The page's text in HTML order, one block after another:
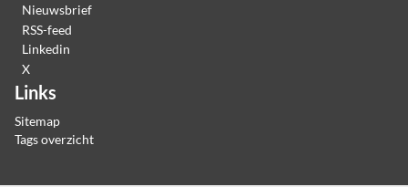
Nieuwsbrief
RSS-feed
Linkedin
X
Links
Sitemap
Tags overzicht